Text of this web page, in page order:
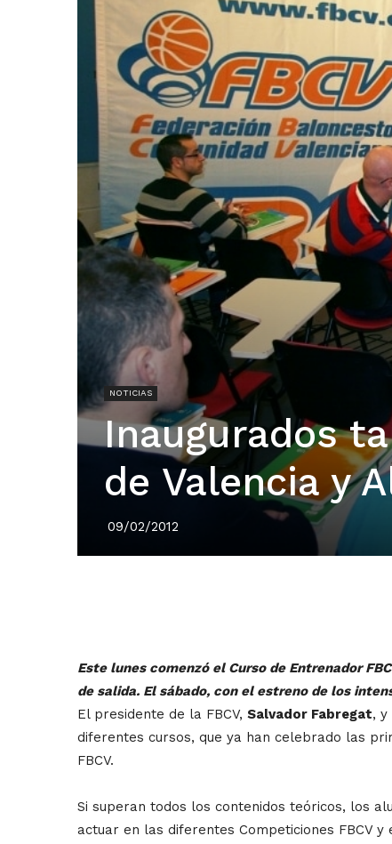
NOTICIAS
Inaugurados
de Valencia y
09/02/2012
Este lunes comenzó el Curso de Entrenador
de salida. El sábado, con el estreno de los
El presidente de la FBCV, Salvador Fabregat, y
diferentes cursos, que ya han celebrado las
FBCV.
Si superan todos los contenidos teóricos, los
actuar en las diferentes Competiciones FBCV y